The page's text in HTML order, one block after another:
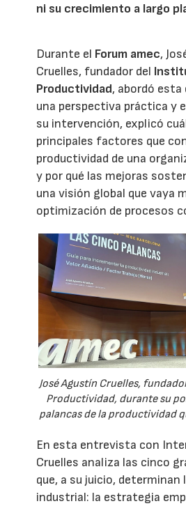
ni su crecimiento a largo
Durante el Forum amec,
Cruelles, fundador del
Productividad, abordó esta
una perspectiva práctica y
su intervención, explicó
principales factores que
productividad de una
y por qué las mejoras
una visión global que vaya
optimización de procesos
José Agustín Cruelles,
Productividad, durante su
palancas de la productividad
En esta entrevista con
Cruelles analiza las cinco
que, a su juicio, determinan
industrial: la estrategia